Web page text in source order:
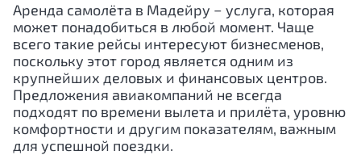
Аренда самолёта в Мадейру − услуга, которая
может понадобиться в любой момент. Чаще
всего такие рейсы интересуют бизнесменов,
поскольку этот город является одним из
крупнейших деловых и финансовых центров.
Предложения авиакомпаний не всегда
подходят по времени вылета и прилёта, уровню
комфортности и другим показателям, важным
для успешной поездки.